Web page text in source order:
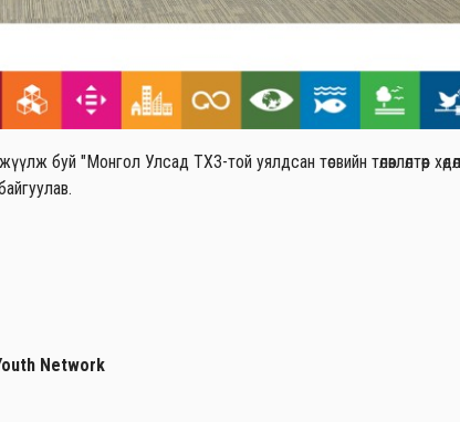
"Монгол Улсад ТХЗ-той уялдсан төсвийн төлөвлөлтөөр
Network